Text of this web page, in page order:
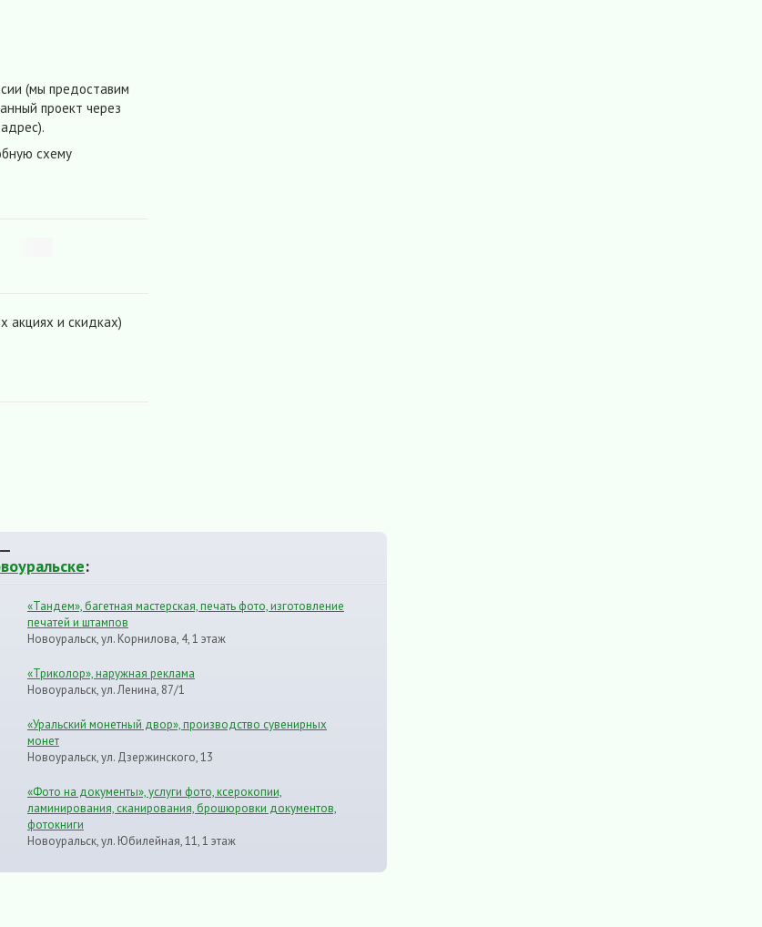
(мы предоставим
проект через
схему
акциях и скидках)
:
«Тандем», багетная мастерская, печать фото, изготовление
печатей и штампов
Новоуральск, ул. Корнилова, 4, 1 этаж
«Триколор», наружная реклама
Новоуральск, ул. Ленина, 87/1
«Уральский монетный двор», производство сувенирных
монет
Новоуральск, ул. Дзержинского, 13
«Фото на документы», услуги фото, ксерокопии,
ламинирования, сканирования, брошюровки документов,
фотокниги
Новоуральск, ул. Юбилейная, 11, 1 этаж